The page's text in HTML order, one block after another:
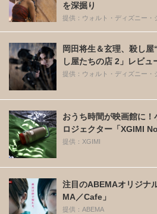
を深掘り
提供：ウォルト・ディズニー・
岡田将生＆玄理、殺し
し屋たちの店 2」レビュ
提供：ウォルト・ディズニー・
おうち時間が映画館に
ロジェクター「XGIMI
提供：XGIMI
注目のABEMAオリジナ
MA／Cafe」
提供：ABEMA